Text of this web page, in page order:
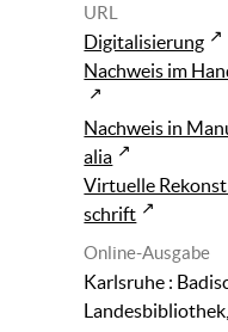
URL
Digitalisierung
Nachweis im
Nachweis in
alia
Virtuelle
schrift
Online-Ausgabe
Karlsruhe :